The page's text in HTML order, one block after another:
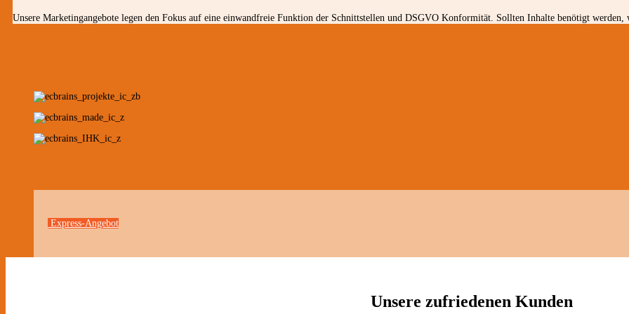
Unsere Marketingangebote legen den Fokus auf eine einwandfreie Funktion der Schnittstellen und DSGVO Konformität. Sollten Inhalte benötigt
Express-Angebot
Unsere zufriedenen Kunden